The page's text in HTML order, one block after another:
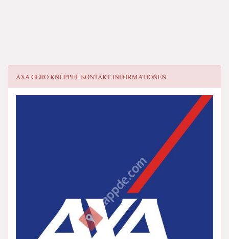
AXA GERO KNÜPPELKONTAKT INFORMATIONEN